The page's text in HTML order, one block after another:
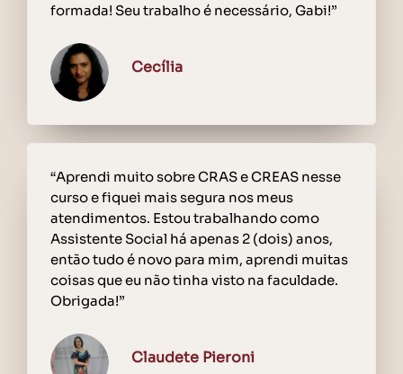
formada! Seu trabalho é necessário, Gabi!”
Cecília
“Aprendi muito sobre CRAS e CREAS nesse
curso e fiquei mais segura nos meus
atendimentos. Estou trabalhando como
Assistente Social há apenas 2 (dois) anos,
então tudo é novo para mim, aprendi muitas
coisas que eu não tinha visto na faculdade.
Obrigada!”
Claudete Pieroni